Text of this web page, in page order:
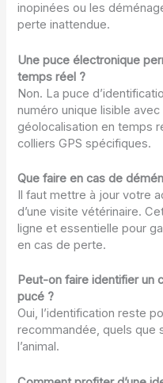
inopinées ou les
perte inattendue.
Une puce électronique
temps réel ?
Non. La puce
numéro unique lisible
géolocalisation en temps
colliers GPS spécifiques.
Que faire en cas de
Il faut mettre à jour votre
d’une visite vétérinaire.
ligne et essentielle pour
en cas de perte.
Peut-on faire identifier un
pucé ?
Oui, l’identification reste
recommandée, quels que
l’animal.